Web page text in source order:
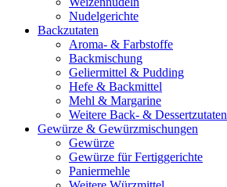
Nudelgerichte
Backzutaten
Aroma- & Farbstoffe
Backmischung
Geliermittel & Pudding
Hefe & Backmittel
Mehl & Margarine
Weitere Back- & Dessertzutaten
Gewürze & Gewürzmischungen
Gewürze
Gewürze für Fertiggerichte
Paniermehle